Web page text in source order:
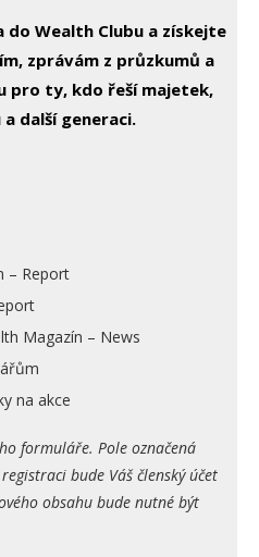
Wealth Clubu a získejte
zprávám z průzkumů a
pro ty, kdo řeší majetek,
další generaci.
– Report
Magazín – News
na akce
formuláře. Pole označená
bude Váš členský účet
obsahu bude nutné být